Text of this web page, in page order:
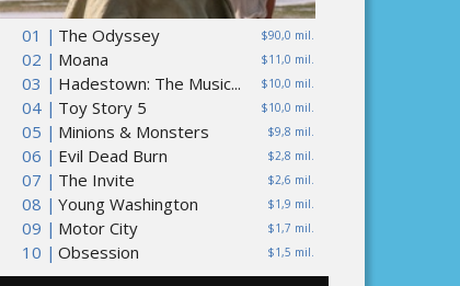
01 | $90,0 mil.
The Odyssey
02 |
$11,0 mil.
Moana
03 |
$10,0 mil.
Hadestown: The Music...
04 |
$10,0 mil.
Toy Story 5
05 |
$9,8 mil.
Minions & Monsters
06 |
$2,8 mil.
Evil Dead Burn
07 |
$2,6 mil.
The Invite
08 |
$1,9 mil.
Young Washington
09 |
$1,7 mil.
Motor City
10 |
$1,5 mil.
Obsession